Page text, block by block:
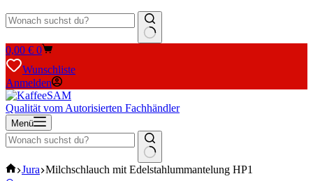
Keine
Ergebnisse
Warenkorb
0,00 € 0
Wunschliste
Anmelden
Qualität vom Autorisierten Fachhändler
Menü
Keine
Start
Jura Milchschlauch mit Edelstahlummantelung HP1